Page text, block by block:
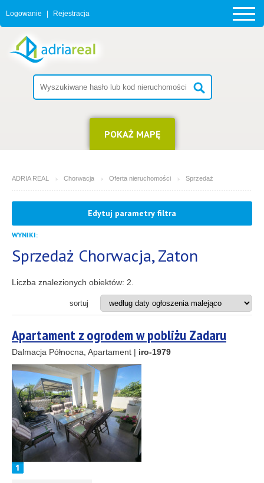
33
10
4
8
2
Logowanie Rejestracja
POKAŻ MAPĘ
ADRIA REAL Chorwacja Oferta nieruchomości Sprzedaż
MIEJSCOWOŚĆ
(możesz wybrać więcej opcji)
Apartament
Apartamentowiec
Działka budowlana
Hotel
Restauracja
ODLEGŁOŚĆ OD MORZA DO(m)
REJON(możesz wybrać więcej opcji)
Istria (3)
Kvarner
Edytuj parametry filtra
WYNIKI:
Sprzedaż Chorwacja, Zaton
Liczba znalezionych obiektów: 2
sortuj
Apartament z ogrodem w pobliżu Zadaru
Dalmacja Północna, Apartament | iro-1979